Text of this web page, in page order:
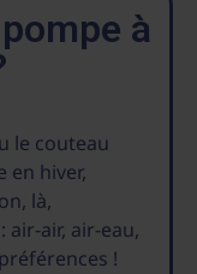
à
le couteau
en hiver,
là,
air-air, air-eau,
!